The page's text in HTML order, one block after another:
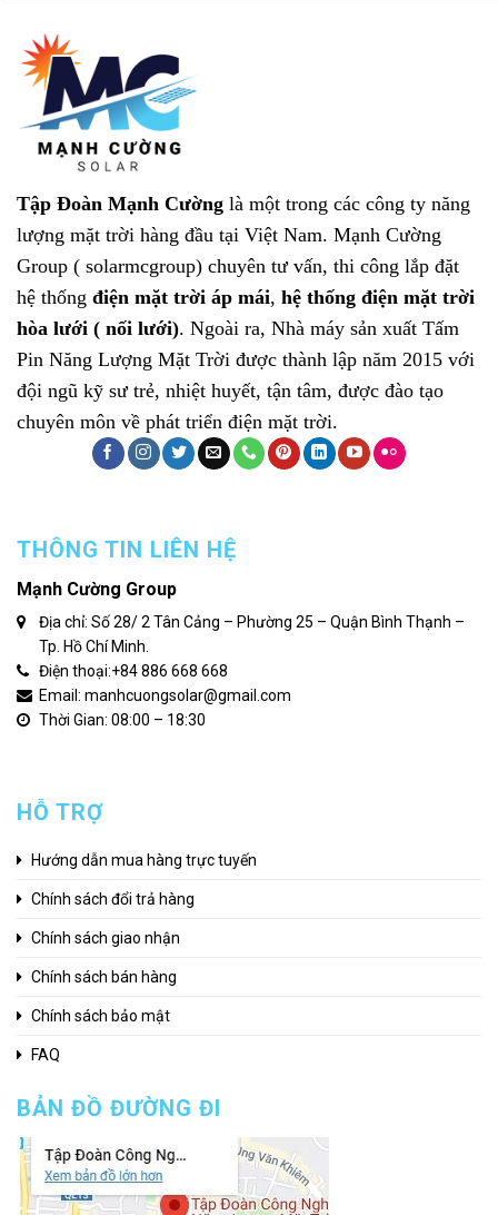
Tập Đoàn Mạnh Cường là một trong các công ty năng
lượng mặt trời hàng đầu tại Việt Nam. Mạnh Cường
Group ( solarmcgroup) chuyên tư vấn, thi công lắp đặt
hệ thống điện mặt trời áp mái, hệ thống điện mặt trời
hòa lưới ( nối lưới). Ngoài ra, Nhà máy sản xuất Tấm
Pin Năng Lượng Mặt Trời được thành lập năm 2015 với
đội ngũ kỹ sư trẻ, nhiệt huyết, tận tâm, được đào tạo
chuyên môn về phát triển điện mặt trời.
THÔNG TIN LIÊN HỆ
Mạnh Cường Group
Địa chỉ: Số 28/ 2 Tân Cảng – Phường 25 – Quận Bình Thạnh –
Tp. Hồ Chí Minh.
Điện thoại:+84 886 668 668
Email: manhcuongsolar@gmail.com
Thời Gian: 08:00 – 18:30
HỖ TRỢ
Hướng dẫn mua hàng trực tuyến
Chính sách đổi trả hàng
Chính sách giao nhận
Chính sách bán hàng
Chính sách bảo mật
FAQ
BẢN ĐỒ ĐƯỜNG ĐI